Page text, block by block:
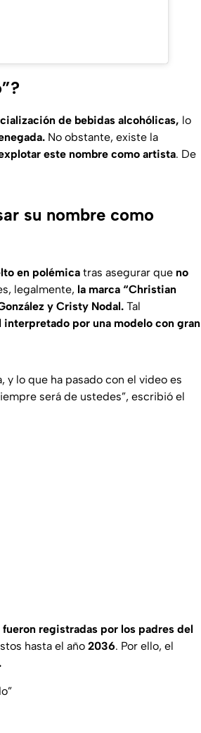
de bebidas alcohólicas, lo
No obstante, existe la
este nombre como artista. De
su nombre como
en polémica tras asegurar que no
legalmente, la marca “Christian
y Cristy Nodal. Tal
por una modelo con gran
y lo que ha pasado con el video es
será de ustedes”, escribió el
registradas por los padres del
hasta el año 2036. Por ello, el